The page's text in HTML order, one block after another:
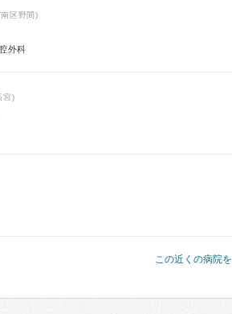
区野間)
外科
宮)
この近くの病院